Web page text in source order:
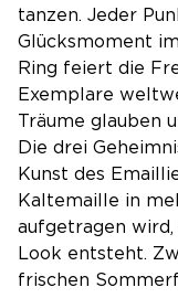
tanzen. Jeder
Glücksmoment
Ring feiert die
Exemplare
Träume glauben
Die drei
Kunst des
Kaltemaille in
aufgetragen
Look entsteht.
frischen